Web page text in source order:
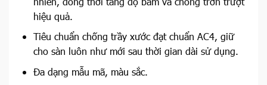
hiệu quả.
Tiêu chuẩn chống trầy xước đạt chuẩn AC4, giữ
cho sàn luôn như mới sau thời gian dài sử dụng.
Đa dạng mẫu mã, màu sắc.